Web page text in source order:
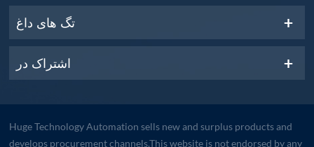
تگ های داغ
اشتراک در
Huge Technology Automation sells new and surplus products and
develops procurement channels.This website is not endorsed by any